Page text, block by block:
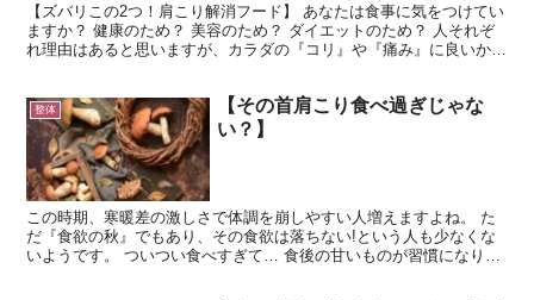
【ズバリこの2つ！肩こり解消フード】 あなたは食事に気をつけてい
ますか？ 健康のため？ 美容のため？ ダイエットのため？ 人それぞ
れ理由はあると思いますが、カラダの『コリ』や『痛み』に良いから
整体
【その首肩こり食べ過ぎじゃな
い？】
この時期、寒暖差の激しさで体調を崩しやすい人増えますよね。 た
だ『食欲の秋』でもあり、その食欲は落ちない!という人も少なくな
いようです。 ついつい食べすぎて… 食後の甘いものが習慣になりす